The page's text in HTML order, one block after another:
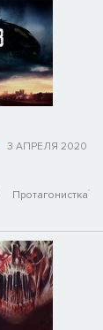
3 АПРЕЛЯ 2020
Протагонистка